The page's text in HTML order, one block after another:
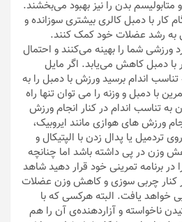
بدن را نیز بهبود می‌بخشند.
کار با دمبل کالری بیشتری سوزانده و
به رشد عضلات خود کمک کنند.
شما را بهینه می‌کنند و احتمال
دمبل کاهش می‌یابد. اگر مایل
اندام برسید ورزش با دمبل را به
با دمبل و وزنه را می توان تنها راه
تناسب اندام در کنار انجام ورزش
ورزش های هوازی مانند ایروبیک،
تردمیل یا پدال زدن با الپتیکال و
وزن در پی داشته باشد اما چنانچه
در برنامه تمرینی خود قرار دهید شاهد
کنار چربی سوزی و کاهش وزن عضلات
خواهد یافت. البته هرکسی که با
ناخواسته و آزاردهنده‌ی آن‌ را هم